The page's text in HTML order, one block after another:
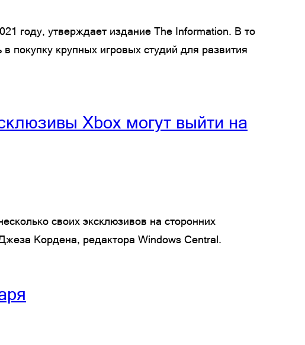
году, утверждает издание The Information. В то
крупных игровых студий для развития
Xbox могут выйти на
своих эксклюзивов на сторонних
Кордена, редактора Windows Central.